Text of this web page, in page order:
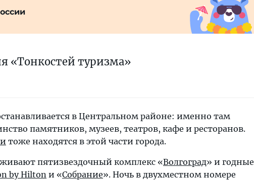
«Тонкостей туризма»
в Центральном районе: именно там
памятников, музеев, театров, кафе и ресторанов.
тоже находятся в этой части города.
пятизвездочный комплекс «Волгоград» и годные
by Hiltonи «Собрание». Ночь в двухместном номере